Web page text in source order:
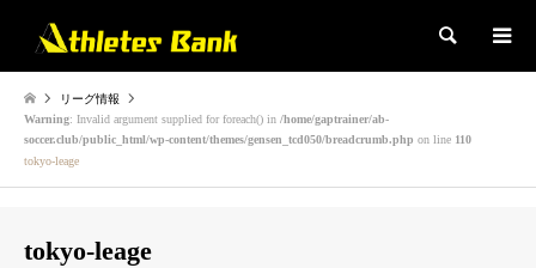
検索
リーグ情報
Warning: Invalid argument supplied for foreach() in /home/gaptrainer/ab-
soccer.club/public_html/wp-content/themes/gensen_tcd050/breadcrumb.php on line 110
tokyo-leage
tokyo-leage